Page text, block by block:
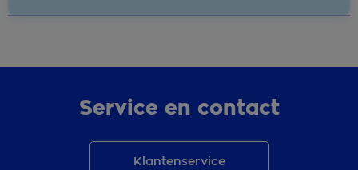
Service en contact
Klantenservice